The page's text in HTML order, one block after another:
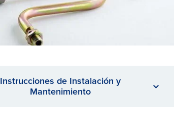
Instrucciones de Instalación y
Mantenimiento